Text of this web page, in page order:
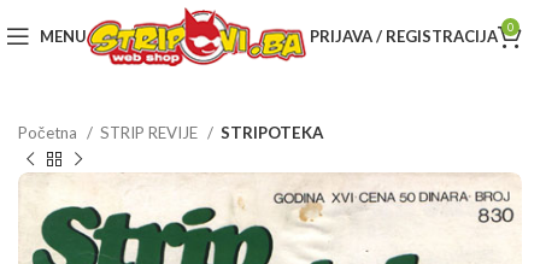
MENU PRIJAVA / REGISTRACIJA 0
Početna STRIP REVIJE STRIPOTEKA